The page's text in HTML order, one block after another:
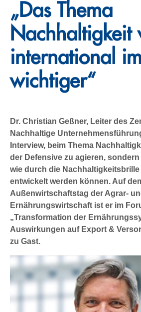
„Das Thema
Nachhaltigkeit
international
wichtiger“
Dr. Christian Geßner, Leiter des
Nachhaltige
Interview, beim Thema
der Defensive zu agieren,
wie durch die
entwickelt werden können. Auf
Außenwirtschaftstag der Agrar-
Ernährungswirtschaft ist er im
„Transformation der
Auswirkungen auf Export &
zu Gast.